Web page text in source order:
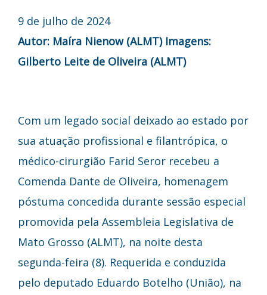
9 de julho de 2024
Autor: Maíra Nienow (ALMT) Imagens:
Gilberto Leite de Oliveira (ALMT)
Com um legado social deixado ao estado por
sua atuação profissional e filantrópica, o
médico-cirurgião Farid Seror recebeu a
Comenda Dante de Oliveira, homenagem
póstuma concedida durante sessão especial
promovida pela Assembleia Legislativa de
Mato Grosso (ALMT), na noite desta
segunda-feira (8). Requerida e conduzida
pelo deputado Eduardo Botelho (União), na